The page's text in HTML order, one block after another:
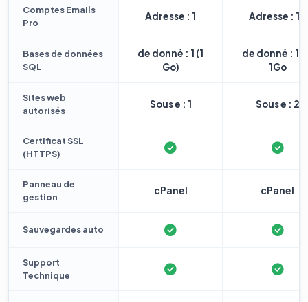
Comptes Emails
Pro
Adresse : 1 Adresse : 10
Bases de données
SQL
de donné : 1 (1
Go)
de donné : 1
1Go
Sites web
autorisés
Sous e : 1 Sous e : 2
Certificat SSL
(HTTPS)
Panneau de
gestion
cPanel cPanel
Sauvegardes auto
Support
Technique